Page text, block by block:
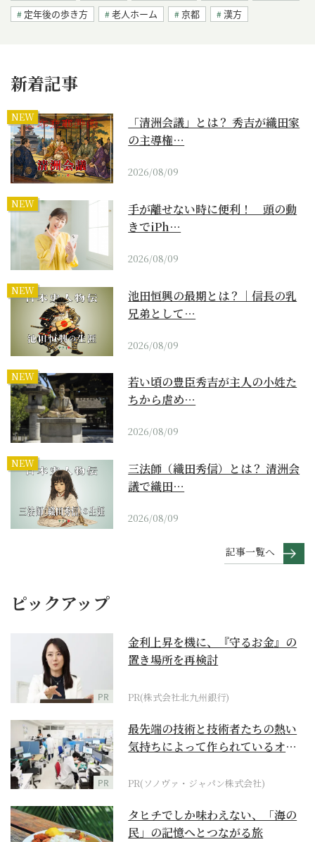
定年後の歩き方 老人ホーム 京都 漢方
新着記事
NEW
「清洲会議」とは？ 秀吉が織田家
の主導権…
2026/08/09
NEW
手が離せない時に便利！ 頭の動
きでiPh…
2026/08/09
NEW
池田恒興の最期とは？｜信長の乳
兄弟として…
2026/08/09
NEW
若い頃の豊臣秀吉が主人の小姓た
ちから虐め…
2026/08/09
NEW
三法師（織田秀信）とは？ 清洲会
議で織田…
2026/08/09
記事一覧へ
ピックアップ
PR
金利上昇を機に、『守るお金』の
置き場所を再検討
PR(株式会社北九州銀行)
PR
最先端の技術と技術者たちの熱い
気持ちによって作られているオー
PR(ソノヴァ・ジャパン株式会社)
タヒチでしか味わえない、「海の
民」の記憶へとつながる旅